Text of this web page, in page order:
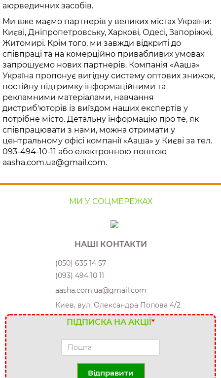
аюрведичних засобів.
Ми вже маємо партнерів у великих містах України:
Києві, Дніпропетровську, Харкові, Одесі, Запоріжжі,
Житомирі. Крім того, ми завжди відкриті до
співпраці та на комерційно привабливих умовах
запрошуємо нових партнерів. Компанія «Ааша»
Україна пропонує вигідну систему оптових знижок,
постійну підтримку інформаційними та
рекламними матеріалами, навчання
дистриб'юторів із виїздом наших експертів у
потрібне місто. Детальну інформацію про те, як
співпрацювати з нами, можна отримати у
центральному офісі компанії «Ааша» у Києві за тел.
093-494-10-11 або електронною поштою
aasha.com.ua@gmail.com.
МИ У СОЦМЕРЕЖАХ
НАШІ КОНТАКТИ
(050) 635 14 57
(093) 494 10 11
aasha.com.ua@gmail.com
Киев, вул, Олександра Попова 4/2
ПІДПИСКА НА АКЦІЇ*
Відправити